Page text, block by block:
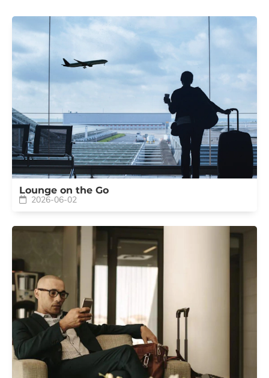
Lounge on the Go
2026-06-02